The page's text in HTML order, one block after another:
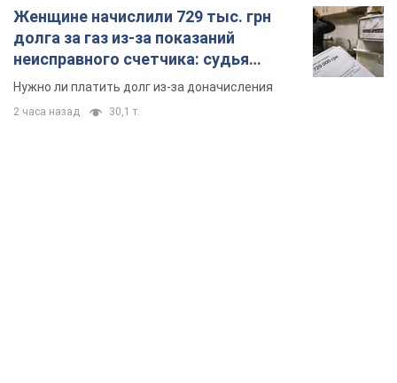
Женщине начислили 729 тыс. грн
долга за газ из-за показаний
неисправного счетчика: судья
вынес неожиданное решение
Нужно ли платить долг из-за доначисления
2 часа назад 30,1 т.